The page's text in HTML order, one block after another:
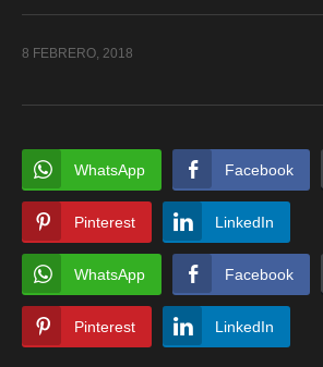
8 FEBRERO, 2018
WhatsApp Facebook
Pinterest LinkedIn
WhatsApp Facebook
Pinterest LinkedIn